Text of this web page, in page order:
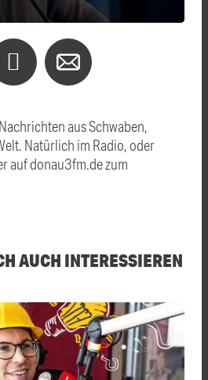
aus Schwaben,
Natürlich im Radio, oder
auf donau3fm.de zum
AUCH INTERESSIEREN